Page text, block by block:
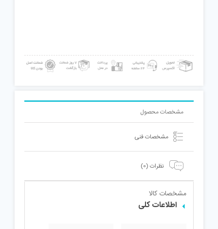
مشخصات محصول
مشخصات فنی
نظرات (0)
مشخصات کالا
اطلاعات کلی